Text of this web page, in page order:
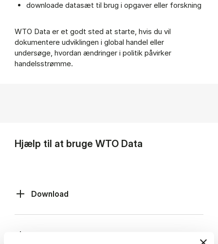
downloade datasæt til brug i opgaver eller forskning
WTO Data er et godt sted at starte, hvis du vil
dokumentere udviklingen i global handel eller
undersøge, hvordan ændringer i politik påvirker
handelsstrømme.
Hjælp til at bruge WTO Data
Download